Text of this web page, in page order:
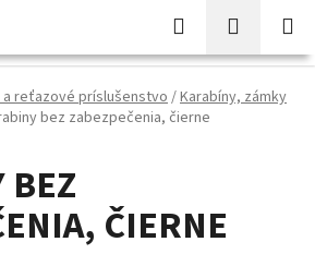
Hľadať
KOŠÍK
a reťazové príslušenstvo/Karabíny, zámky
bez zabezpečenia, čierne
BEZ
ČIERNE